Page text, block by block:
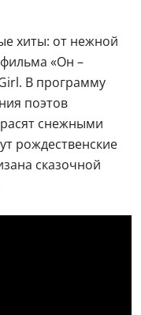
хиты: от нежной
«Он –
В программу
поэтов
снежными
рождественские
сказочной